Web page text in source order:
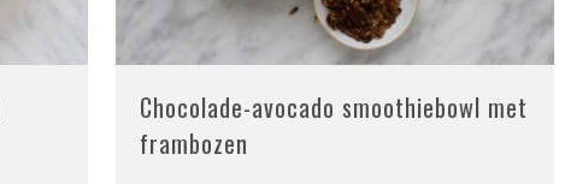
Chocolade-avocado smoothiebowl met
frambozen